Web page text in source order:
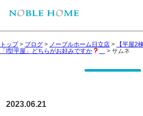
トップ> ブログ > ノーブルホーム日立店 >
【平屋2
「I型平屋」どちらがお好みですか
> サムネ
2023.06.21